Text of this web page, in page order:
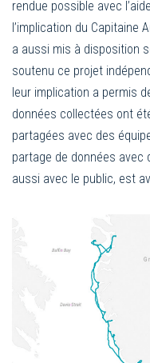
rendue possible avec
l’implication du Capitaine
a aussi mis à disposition
soutenu ce projet
leur implication a permis
données collectées ont
partagées avec des
partage de données avec
aussi avec le public, est